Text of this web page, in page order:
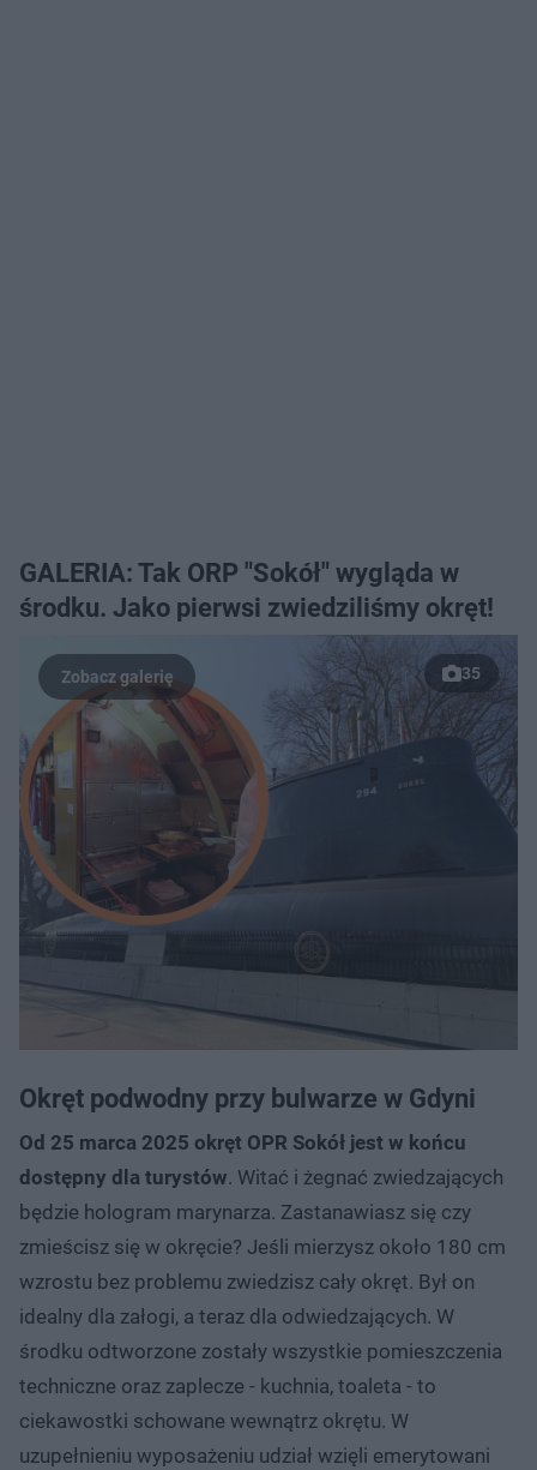
GALERIA: Tak ORP "Sokół" wygląda w
środku. Jako pierwsi zwiedziliśmy okręt!
35
Okręt podwodny przy bulwarze w Gdyni
Od 25 marca 2025 okręt OPR Sokół jest w końcu
dostępny dla turystów. Witać i żegnać zwiedzających
będzie hologram marynarza. Zastanawiasz się czy
zmieścisz się w okręcie? Jeśli mierzysz około 180 cm
wzrostu bez problemu zwiedzisz cały okręt. Był on
idealny dla załogi, a teraz dla odwiedzających. W
środku odtworzone zostały wszystkie pomieszczenia
techniczne oraz zaplecze - kuchnia, toaleta - to
ciekawostki schowane wewnątrz okrętu. W
uzupełnieniu wyposażeniu udział wzięli emerytowani